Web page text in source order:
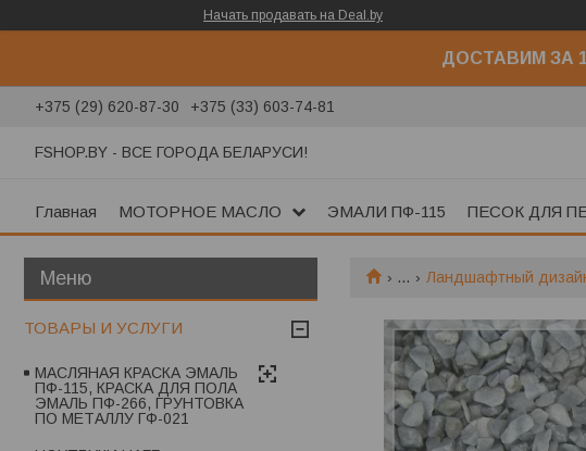
Начать продавать на Deal.by
ДОСТАВИМ ЗА
+375 (29) 620-87-30 +375 (33) 603-74-81
FSHOP.BY - ВСЕ ГОРОДА БЕЛАРУСИ!
Главная МОТОРНОЕ МАСЛО ЭМАЛИ ПФ-115 ПЕСОК ДЛЯ
... Ландшафтный
ТОВАРЫ И УСЛУГИ
МАСЛЯНАЯ КРАСКА ЭМАЛЬ
ПФ-115, КРАСКА ДЛЯ ПОЛА
ЭМАЛЬ ПФ-266, ГРУНТОВКА
ПО МЕТАЛЛУ ГФ-021